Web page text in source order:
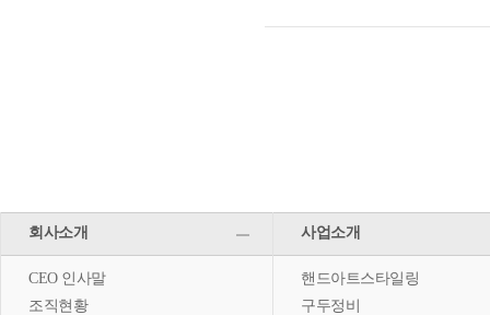
회사소개
CEO 인사말
조직현황
사업소개
핸드아트스타일링
구두정비